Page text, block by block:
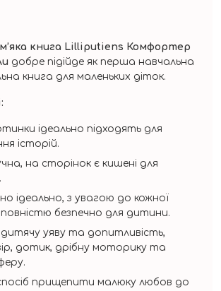
книга Lilliputiens Комфортер
добре підійде як перша навчальна
книга для маленьких діток.
ідеально підходять для
історій.
на сторінок є кишені для
ідеально, з увагою до кожної
безпечно для дитини.
уяву та допитливість,
дотик, дрібну моторику та
спосіб прищепити малюку любов до